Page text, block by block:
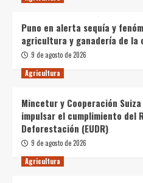
Puno en alerta sequía y
agricultura y ganadería de la
9 de agosto de 2026
Agricultura
Mincetur y Cooperación
impulsar el cumplimiento del
Deforestación (EUDR)
9 de agosto de 2026
Agricultura